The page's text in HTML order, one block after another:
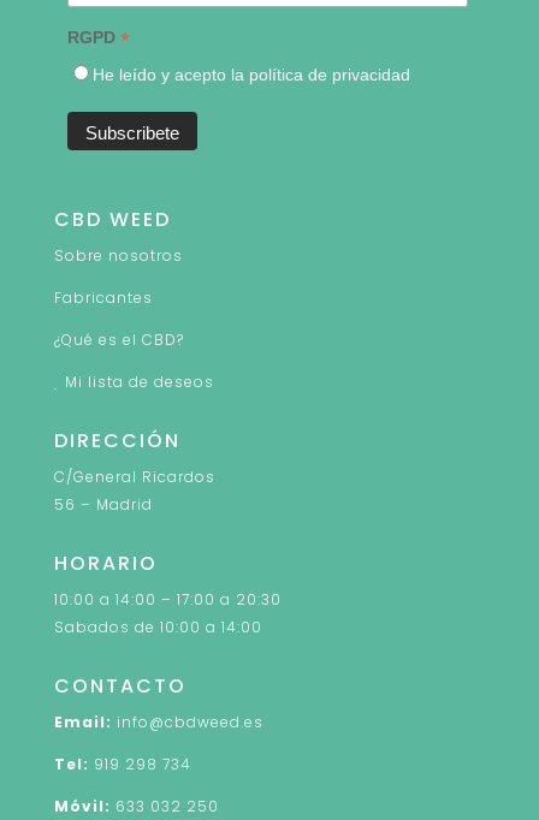
RGPD *
He leído y acepto la política de privacidad
CBD WEED
Sobre nosotros
Fabricantes
¿Qué es el CBD?
Mi lista de deseos
DIRECCIÓN
C/General Ricardos
56 – Madrid
HORARIO
10:00 a 14:00 – 17:00 a 20:30
Sabados de 10:00 a 14:00
CONTACTO
Email: info@cbdweed.es
Tel: 919 298 734
Móvil: 633 032 250